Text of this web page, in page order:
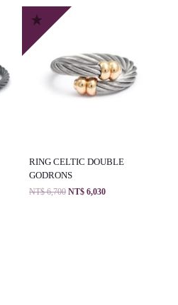
RING CELTIC DOUBLE
GODRONS
NT$6,700 NT$ 6,030